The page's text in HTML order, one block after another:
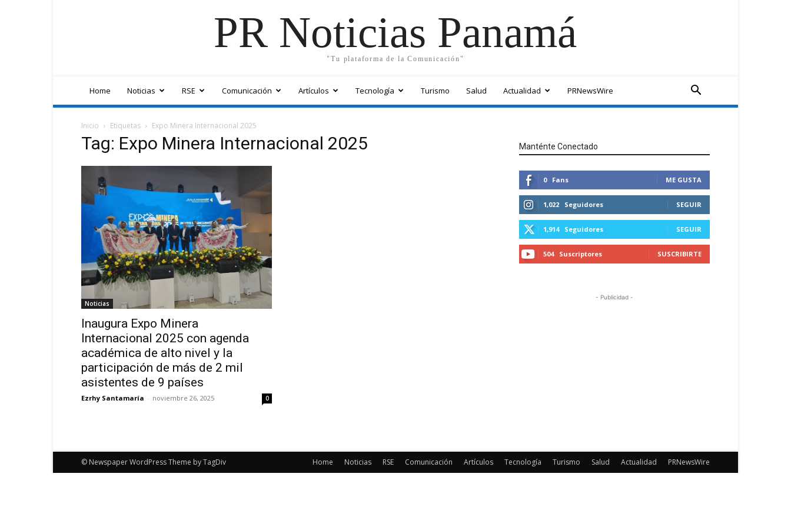
PR Noticias Panamá
"Tu plataforma de la Comunicación"
Home Noticias RSE Comunicación Artículos Tecnología Turismo Salud Actualidad PRNewsWire
Inicio Etiquetas Expo Minera Internacional 2025
Tag: Expo Minera Internacional 2025
Noticias
Inaugura Expo Minera
Internacional 2025 con agenda
académica de alto nivel y la
participación de más de 2 mil
asistentes de 9 países
Ezrhy Santamaría - noviembre 26, 2025 0
Manténte Conectado
0 Fans ME GUSTA
1,022 Seguidores SEGUIR
1,914 Seguidores SEGUIR
504 Suscriptores SUSCRIBIRTE
- Publicidad -
Home Noticias RSE Comunicación Artículos Tecnología Turismo Salud Actualidad PRNewsWire
© Newspaper WordPress Theme by TagDiv